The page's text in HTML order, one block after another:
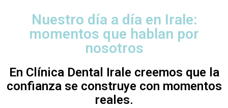
Nuestro día a día en Irale:
momentos que hablan por
nosotros
En Clínica Dental Irale creemos que la
confianza se construye con momentos
reales.